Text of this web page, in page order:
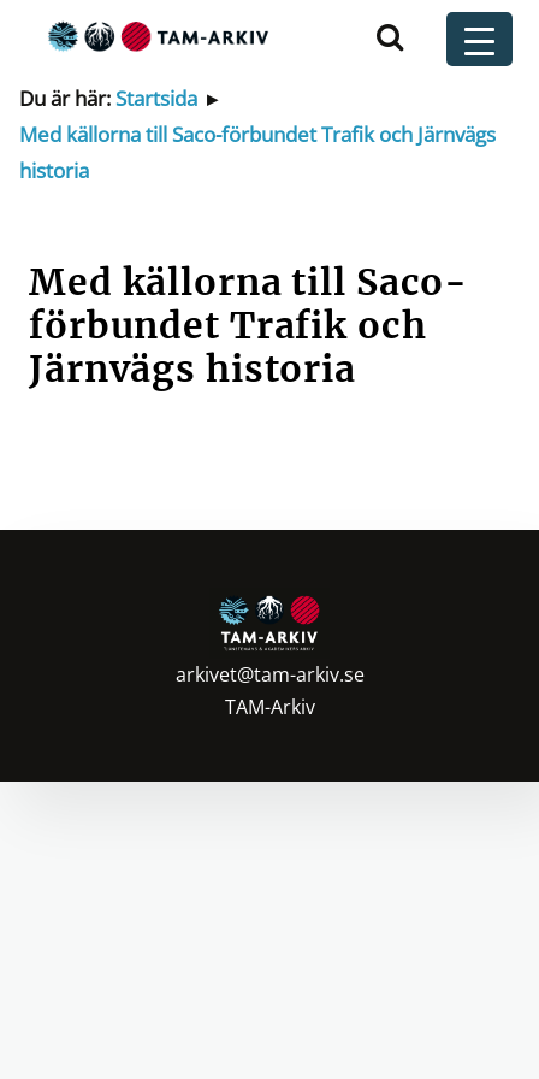
Huvudnavigering
Du är här:Startsida ▸
Med källorna till Saco-förbundet Trafik och Järnvägs
historia
Med källorna till Saco-
förbundet Trafik och
Järnvägs historia
arkivet@tam-arkiv.se
TAM-Arkiv